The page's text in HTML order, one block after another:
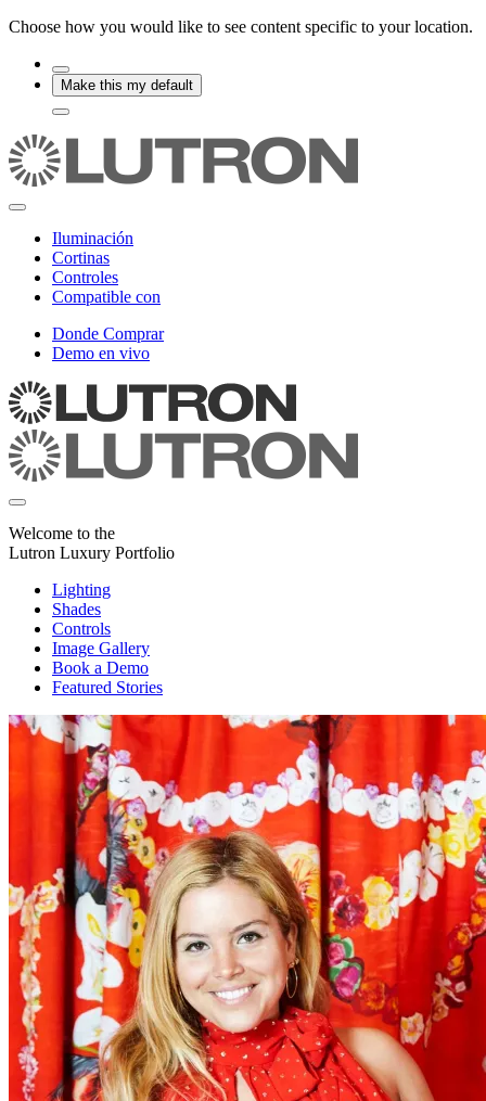
Choose how you would like to see content specific to your location.
Make this my default
Iluminación
Cortinas
Controles
Compatible con
Donde Comprar
Demo en vivo
Welcome to the
Lutron Luxury Portfolio
Lighting
Shades
Controls
Image Gallery
Book a Demo
Featured Stories